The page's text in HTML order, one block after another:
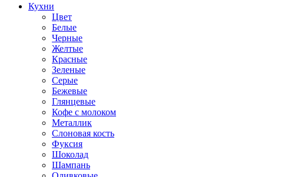
Кухни
Цвет
Белые
Черные
Желтые
Красные
Зеленые
Серые
Бежевые
Глянцевые
Кофе с молоком
Металлик
Слоновая кость
Фуксия
Шоколад
Шампань